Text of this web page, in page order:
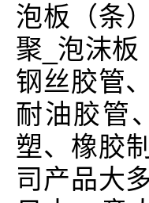
泡板（条
聚_泡沫板
钢丝胶管
耐油胶管
塑、橡胶
司产品大